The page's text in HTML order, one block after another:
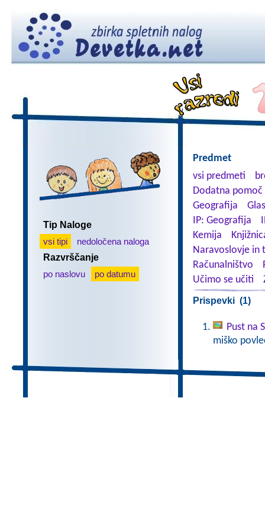
Tip Naloge
vsi tipi
nedoločena naloga
Razvrščanje
po naslovu
po datumu
Predmet
vsi predmeti
Dodatna
Geografija
IP: Geografija
Kemija
Naravoslovje in
Računalništvo
Učimo se učiti
Prispevki (1)
Pust na
miško